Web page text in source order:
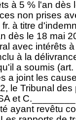
à 5 % l'an dès
non prises
à titre
dès le 18 mai
avec intérêts
à la
a soumis (art.
a joint les
le Tribunal
et
ayant revêtu